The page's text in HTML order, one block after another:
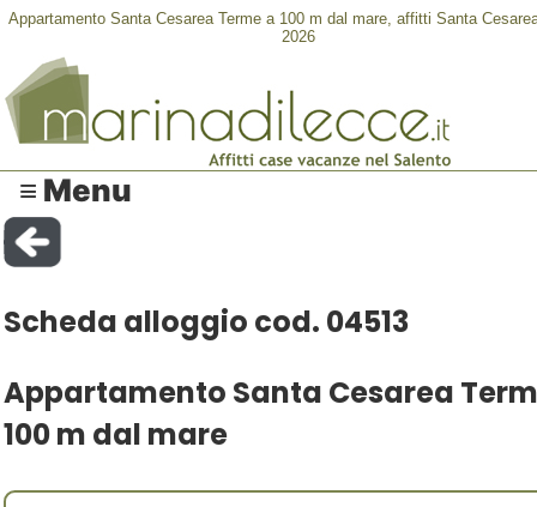
Appartamento Santa Cesarea Terme a 100 m dal mare, affitti Santa
2026
≡ Menu
Scheda alloggio cod. 04513
Appartamento Santa Cesarea
100 m dal mare